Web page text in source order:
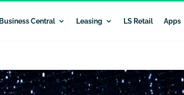
Business Central Leasing LS Retail Apps